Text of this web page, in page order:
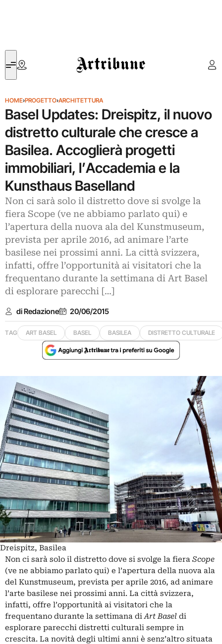
Artribune
HOME›PROGETTO›ARCHITETTURA
Basel Updates: Dreispitz, il nuovo
distretto culturale che cresce a
Basilea. Accoglierà progetti
immobiliari, l’Accademia e la
Kunsthaus Baselland
Non ci sarà solo il distretto dove si svolge la
fiera Scope (ve ne abbiamo parlato qui) e
l’apertura della nuova ala del Kunstmuseum,
prevista per aprile 2016, ad animare l’arte
basilese nei prossimi anni. La città svizzera,
infatti, offre l’opportunità ai visitatori che la
frequentano durante la settimana di Art Basel
di esplorare parecchi […]
di Redazione 20/06/2015
TAG ART BASEL BASEL BASILEA DISTRETTO CULTURALE
Dreispitz, Basilea
Non ci sarà solo il distretto dove si svolge la fiera Scope
(ve ne abbiamo parlato qui) e l’apertura della nuova ala
del Kunstmuseum, prevista per aprile 2016, ad animare
l’arte basilese nei prossimi anni. La città svizzera,
infatti, offre l’opportunità ai visitatori che la
frequentano durante la settimana diArt Basel di
esplorare parecchi distretti culturali sempre in
crescita. La novità degli ultimi anni è senz’altro situata